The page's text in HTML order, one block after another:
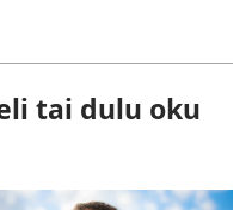
tai dulu oku